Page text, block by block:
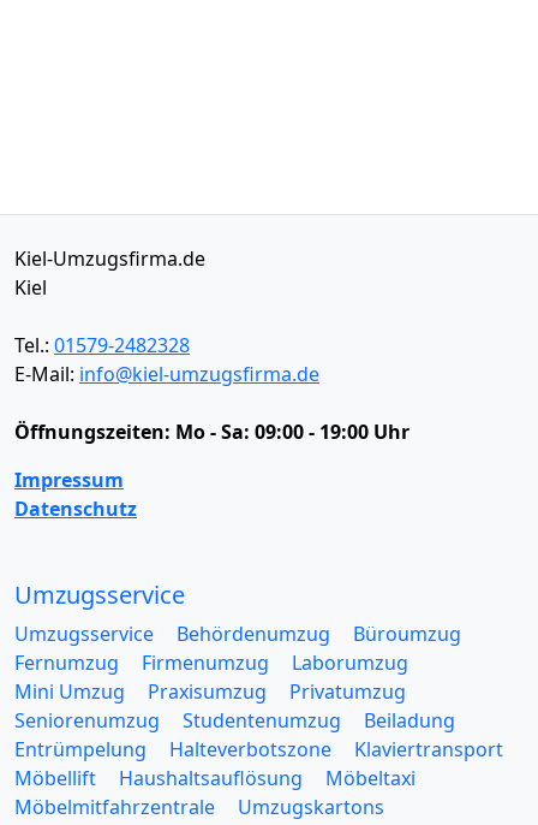
Kiel-Umzugsfirma.de
Kiel
Tel.: 01579-2482328
E-Mail: info@kiel-umzugsfirma.de
Öffnungszeiten: Mo - Sa: 09:00 - 19:00 Uhr
Impressum
Datenschutz
Umzugsservice
Umzugsservice Behördenumzug
Büroumzug
Fernumzug
Firmenumzug
Laborumzug
Mini Umzug
Praxisumzug
Privatumzug
Seniorenumzug
Studentenumzug
Beiladung
Entrümpelung
Halteverbotszone
Klaviertransport
Möbellift
Haushaltsauflösung
Möbeltaxi
Möbelmitfahrzentrale
Umzugskartons